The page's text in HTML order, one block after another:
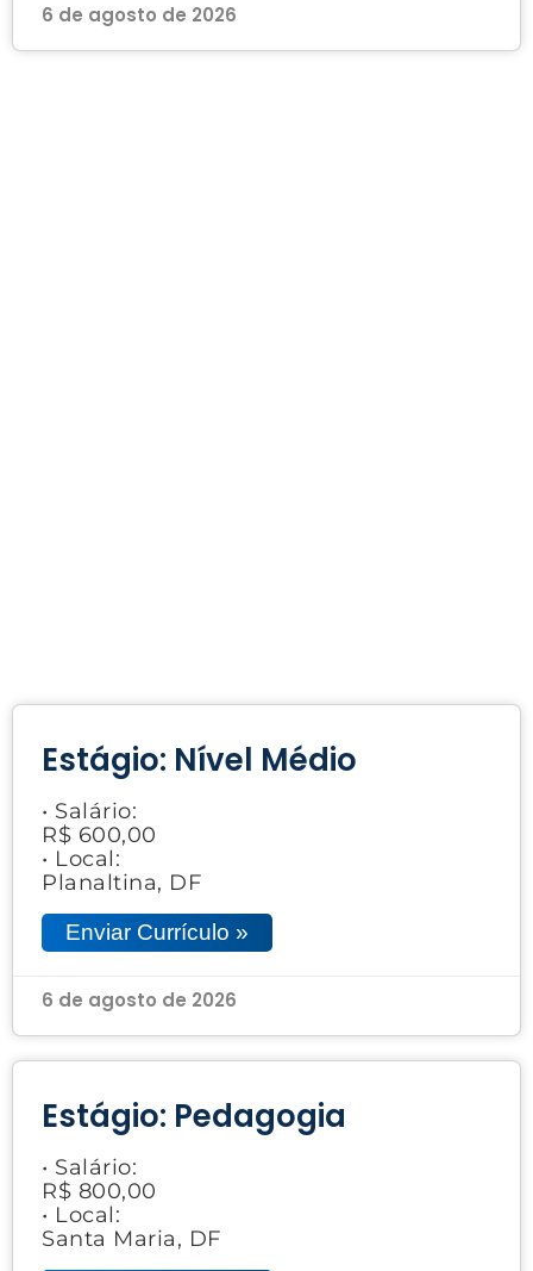
6 de agosto de 2026
Estágio: Nível Médio
• Salário:
R$ 600,00
• Local:
Planaltina, DF
Enviar Currículo »
6 de agosto de 2026
Estágio: Pedagogia
• Salário:
R$ 800,00
• Local:
Santa Maria, DF